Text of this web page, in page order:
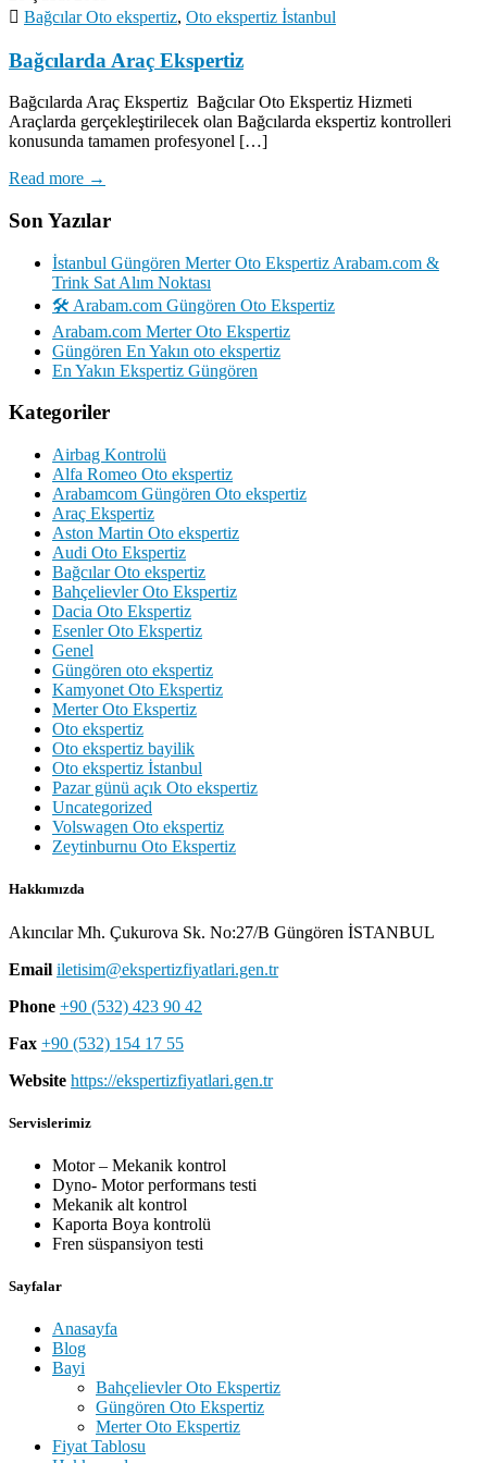
Bağcılar Oto ekspertiz, Oto ekspertiz İstanbul
Bağcılarda Araç Ekspertiz
Bağcılarda Araç Ekspertiz Bağcılar Oto Ekspertiz Hizmeti
Araçlarda gerçekleştirilecek olan Bağcılarda ekspertiz kontrolleri
konusunda tamamen profesyonel […]
Read more →
Son Yazılar
İstanbul Güngören Merter Oto Ekspertiz Arabam.com &
Trink Sat Alım Noktası
🛠️ Arabam.com Güngören Oto Ekspertiz
Arabam.com Merter Oto Ekspertiz
Güngören En Yakın oto ekspertiz
En Yakın Ekspertiz Güngören
Kategoriler
Airbag Kontrolü
Alfa Romeo Oto ekspertiz
Arabamcom Güngören Oto ekspertiz
Araç Ekspertiz
Aston Martin Oto ekspertiz
Audi Oto Ekspertiz
Bağcılar Oto ekspertiz
Bahçelievler Oto Ekspertiz
Dacia Oto Ekspertiz
Esenler Oto Ekspertiz
Genel
Güngören oto ekspertiz
Kamyonet Oto Ekspertiz
Merter Oto Ekspertiz
Oto ekspertiz
Oto ekspertiz bayilik
Oto ekspertiz İstanbul
Pazar günü açık Oto ekspertiz
Uncategorized
Volswagen Oto ekspertiz
Zeytinburnu Oto Ekspertiz
Hakkımızda
Akıncılar Mh. Çukurova Sk. No:27/B Güngören İSTANBUL
Email iletisim@ekspertizfiyatlari.gen.tr
Phone +90 (532) 423 90 42
Fax +90 (532) 154 17 55
Website https://ekspertizfiyatlari.gen.tr
Servislerimiz
Motor – Mekanik kontrol
Dyno- Motor performans testi
Mekanik alt kontrol
Kaporta Boya kontrolü
Fren süspansiyon testi
Sayfalar
Anasayfa
Blog
Bayi
Bahçelievler Oto Ekspertiz
Güngören Oto Ekspertiz
Merter Oto Ekspertiz
Fiyat Tablosu